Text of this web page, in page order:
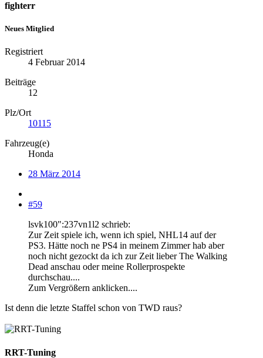
fighterr
Neues Mitglied
Registriert
4 Februar 2014
Beiträge
12
Plz/Ort
10115
Fahrzeug(e)
Honda
28 März 2014
#59
lsvk100":237vn1l2 schrieb:
Zur Zeit spiele ich, wenn ich spiel, NHL14 auf der
PS3. Hätte noch ne PS4 in meinem Zimmer hab aber
noch nicht gezockt da ich zur Zeit lieber The Walking
Dead anschau oder meine Rollerprospekte
durchschau....
Zum Vergrößern anklicken....
Ist denn die letzte Staffel schon von TWD raus?
RRT-Tuning